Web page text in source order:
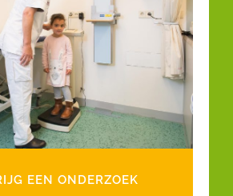
EEN ONDERZOEK